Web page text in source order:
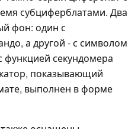
субциферблатами. Два
фон: один с
а другой - с символом
секундомера
показывающий
выполнен в форме